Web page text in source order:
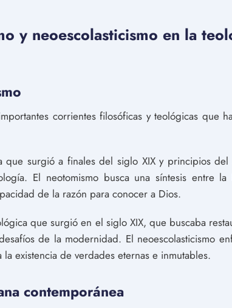
y neoescolasticismo en la
corrientes filosóficas y teológicas que
que surgió a finales del siglo XIX y principios
El neotomismo busca una síntesis entre
de la razón para conocer a Dios.
que surgió en el siglo XIX, que buscaba
de la modernidad. El neoescolasticismo
existencia de verdades eternas e inmutables.
contemporánea